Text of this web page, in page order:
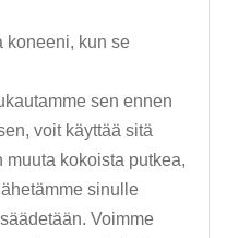
koneeni, kun se
sen ennen
voit käyttää sitä
kokoista putkea,
sinulle
Voimme